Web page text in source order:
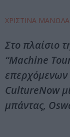
ΧΡΙΣΤΙΝΑ
Στο πλαίσιο
“Machine
επερχόμενων
CultureNow
μπάντας,